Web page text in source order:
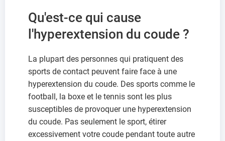
Qu'est-ce qui cause
l'hyperextension du coude ?
La plupart des personnes qui pratiquent des
sports de contact peuvent faire face à une
hyperextension du coude. Des sports comme le
football, la boxe et le tennis sont les plus
susceptibles de provoquer une hyperextension
du coude. Pas seulement le sport, étirer
excessivement votre coude pendant toute autre